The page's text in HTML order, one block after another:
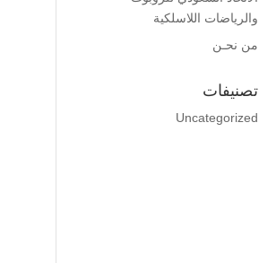
والرياضات اللاسلكية
من نحـن
تصنيفات
Uncategorized